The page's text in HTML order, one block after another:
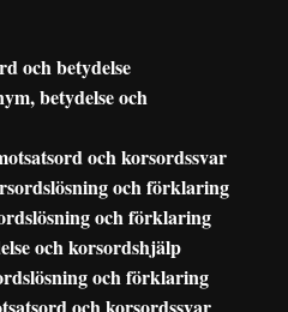
och betydelse
betydelse och
och korsordssvar
och förklaring
och förklaring
och korsordshjälp
och förklaring